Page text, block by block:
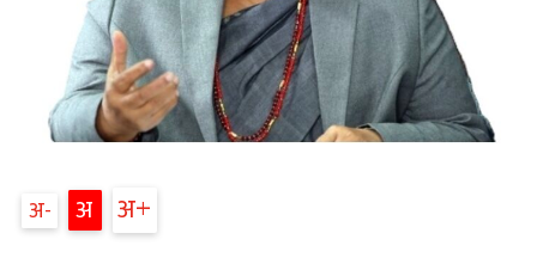
अ अ अ